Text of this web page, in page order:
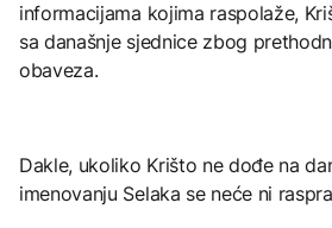
informacijama kojima raspolaže,
sa današnje sjednice zbog
obaveza.
Dakle, ukoliko Krišto ne dođe na
imenovanju Selaka se neće ni